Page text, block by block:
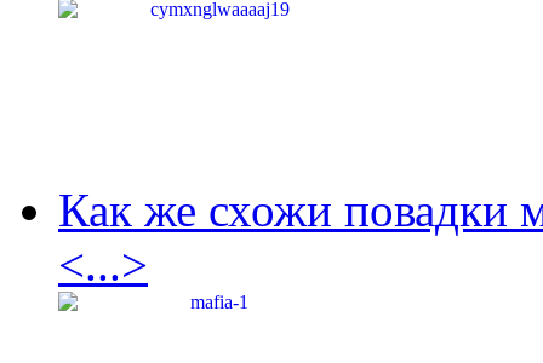
Как же схожи повадки
<...>